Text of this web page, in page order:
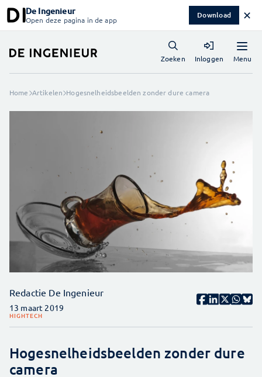
De Ingenieur
Open deze pagina in de app Download ✕
Menu
Zoeken Inloggen
Home Artikelen Hogesnelheidsbeelden zonder dure camera
Redactie De Ingenieur
13 maart 2019
HIGHTECH
Hogesnelheidsbeelden zonder dure
camera